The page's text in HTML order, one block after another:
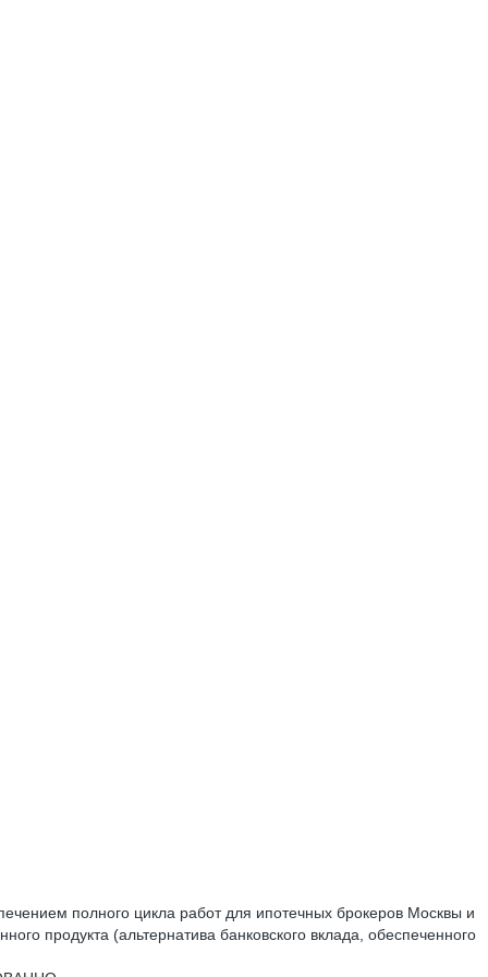
полного цикла работ для ипотечных брокеров Москвы и
продукта (альтернатива банковского вклада, обеспеченного